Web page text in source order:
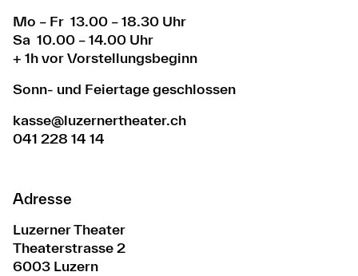
Mo – Fr 13.00 – 18.30 Uhr
Sa 10.00 – 14.00 Uhr
+ 1h vor Vorstellungsbeginn
Sonn- und Feiertage geschlossen
kasse@luzernertheater.ch
041 228 14 14
Adresse
Luzerner Theater
Theaterstrasse 2
6003 Luzern